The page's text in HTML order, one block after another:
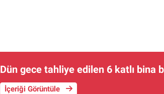
Dün gece tahliye edilen 6 katlı bina
İçeriği Görüntüle